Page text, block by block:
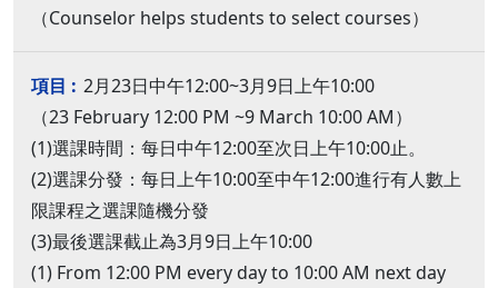
（Counselor helps students to select courses）
2月23日中午12:00~3月9日上午10:00
（23 February 12:00 PM ~9 March 10:00 AM）
(1)選課時間：每日中午12:00至次日上午10:00止。
(2)選課分發：每日上午10:00至中午12:00進行有人數上
限課程之選課隨機分發
(3)最後選課截止為3月9日上午10:00
(1) From 12:00 PM every day to 10:00 AM next day